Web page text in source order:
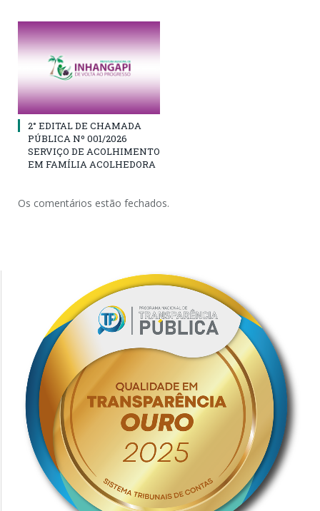
2° EDITAL DE CHAMADA
PÚBLICA Nº 001/2026
SERVIÇO DE ACOLHIMENTO
EM FAMÍLIA ACOLHEDORA
Os comentários estão fechados.